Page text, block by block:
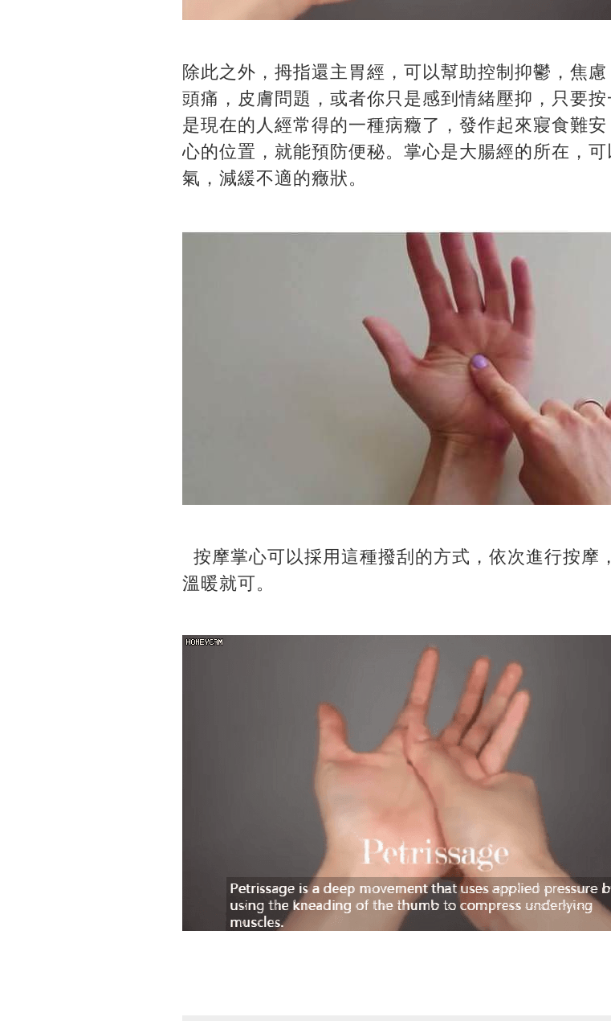
除此之外，拇指還主胃經，可以幫助控制抑鬱，焦
頭痛，皮膚問題，或者你只是感到情緒壓抑，只要
是現在的人經常得的一種病癥了，發作起來寢食難
心的位置，就能預防便秘。掌心是大腸經的所在，
氣，減緩不適的癥狀。
按摩掌心可以採用這種撥刮的方式，依次進行按摩
溫暖就可。